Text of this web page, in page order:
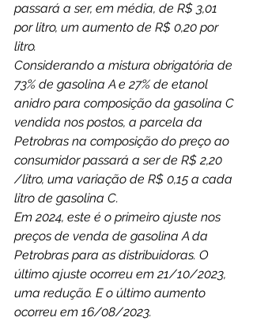
passará a ser, em média, de R$ 3,01
por litro, um aumento de R$ 0,20 por
litro.
Considerando a mistura obrigatória de
73% de gasolina A e 27% de etanol
anidro para composição da gasolina C
vendida nos postos, a parcela da
Petrobras na composição do preço ao
consumidor passará a ser de R$ 2,20
/litro, uma variação de R$ 0,15 a cada
litro de gasolina C.
Em 2024, este é o primeiro ajuste nos
preços de venda de gasolina A da
Petrobras para as distribuidoras. O
último ajuste ocorreu em 21/10/2023,
uma redução. E o último aumento
ocorreu em 16/08/2023.